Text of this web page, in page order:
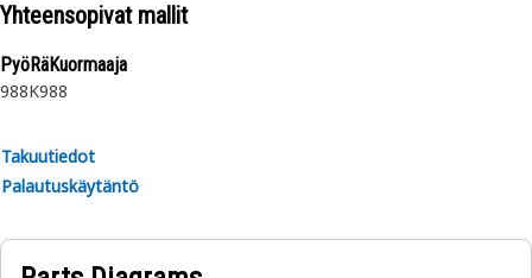
Yhteensopivat mallit
PyöRäKuormaaja
988K988
Takuutiedot
Palautuskäytäntö